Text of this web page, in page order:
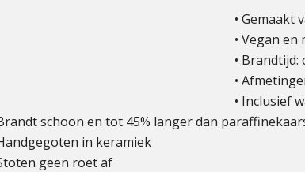
• Gemaakt
• Vegan
• Brandtijd:
•
• Inclusief
schoon en tot 45% langer dan
in keramiek
geen roet af